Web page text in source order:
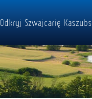
Odkryj Szwajcarię